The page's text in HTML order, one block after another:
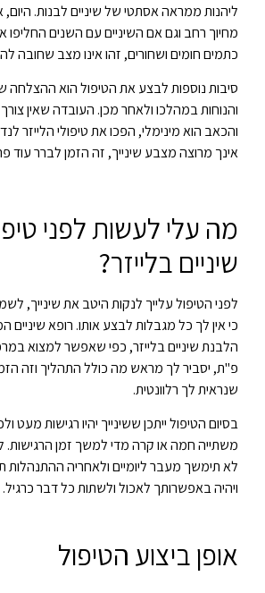
ליהנות ממראה אסתטי של שיניים לבנות. היום,
מחיוך רחב וגם אם השיניים עם השנים החליפו
כתמים חומים ושחורים, זהו אינו מצב שחובה
סיבות נוספות לבצע את הטיפול הוא ההצלחה
והנוחות במהלכו ולאחר מכן. העובדה שאין
והכאב הוא מינימלי, הפכו את טיפולי הלייזר
אינך מרוצה מצבע שינייך, זה הזמן לברר עוד
מה עלי לעשות לפני
שיניים בלייזר?
לפני הטיפול עלייך לנקות היטב את שינייך,
כי אין לך כל מגבלות לבצע אותו. רופא
הלבנת שיניים בלייזר, כפי שאפשר למצוא
פ"ת, יסביר לך מראש מה כולל התהליך וזה
שנראית לך רלוונטית.
בסיום הטיפול ייתכן ששינייך יהיו רגישות מעט
משתייה חמה או קרה מדי למשך זמן
לא תימשך מעבר ליומיים ולאחריה ההתנהלות
ויהיה באפשרותך לאכול ולשתות כל דבר כרגיל.
אופן ביצוע הטיפול